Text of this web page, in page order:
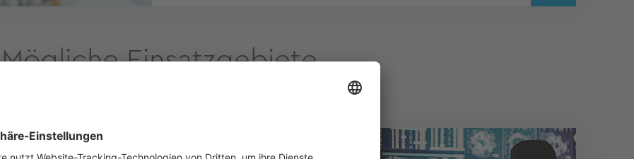
Mögliche Einsatzgebiete